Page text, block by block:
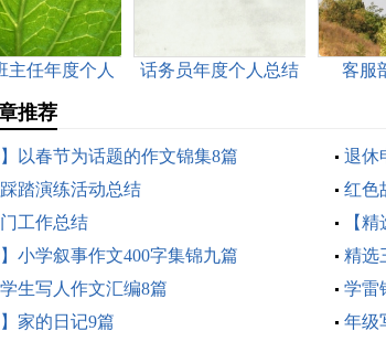
主任年度个人
话务员年度个人总结
客服
推荐
】以春节为话题的作文锦集8篇
退休
踏演练活动总结
红色
工作总结
【
】小学叙事作文400字集锦九篇
精选
生写人作文汇编8篇
学雷
】家的日记9篇
年级